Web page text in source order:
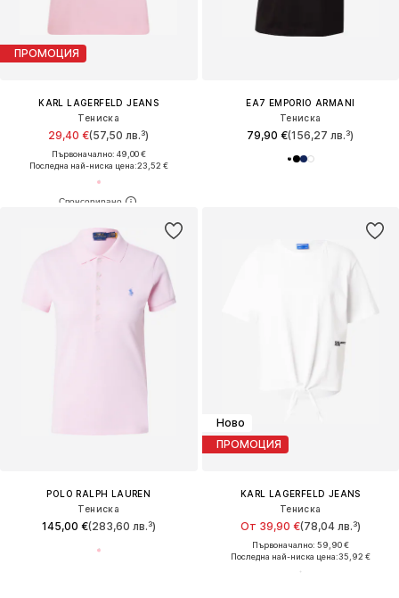
ПРОМОЦИЯ
KARL LAGERFELD JEANS
Тениска
29,40 €(57,50 лв.³)
Първоначално: 49,00 €
Последна най-ниска цена:23,52 €
EA7 EMPORIO ARMANI
Тениска
79,90 €(156,27 лв.³)
POLO RALPH LAUREN
Тениска
145,00 €(283,60 лв.³)
Ново
ПРОМОЦИЯ
KARL LAGERFELD JEANS
Тениска
От 39,90 €(78,04 лв.³)
Първоначално: 59,90 €
Последна най-ниска цена:35,92 €